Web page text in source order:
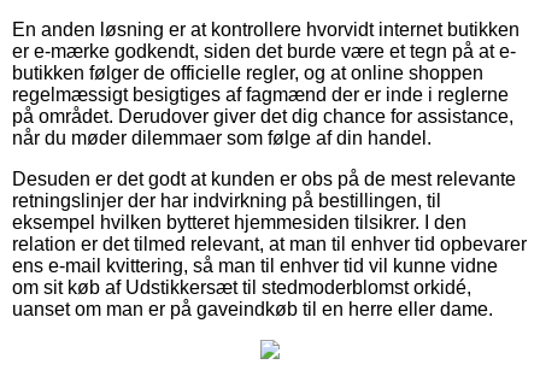
En anden løsning er at kontrollere hvorvidt internet butikken
er e-mærke godkendt, siden det burde være et tegn på at e-
butikken følger de officielle regler, og at online shoppen
regelmæssigt besigtiges af fagmænd der er inde i reglerne
på området. Derudover giver det dig chance for assistance,
når du møder dilemmaer som følge af din handel.
Desuden er det godt at kunden er obs på de mest relevante
retningslinjer der har indvirkning på bestillingen, til
eksempel hvilken bytteret hjemmesiden tilsikrer. I den
relation er det tilmed relevant, at man til enhver tid opbevarer
ens e-mail kvittering, så man til enhver tid vil kunne vidne
om sit køb af Udstikkersæt til stedmoderblomst orkidé,
uanset om man er på gaveindkøb til en herre eller dame.